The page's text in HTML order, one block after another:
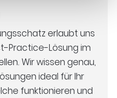
erlaubt uns
Practice-Lösung im
Wir wissen genau,
ideal für Ihr
funktionieren und